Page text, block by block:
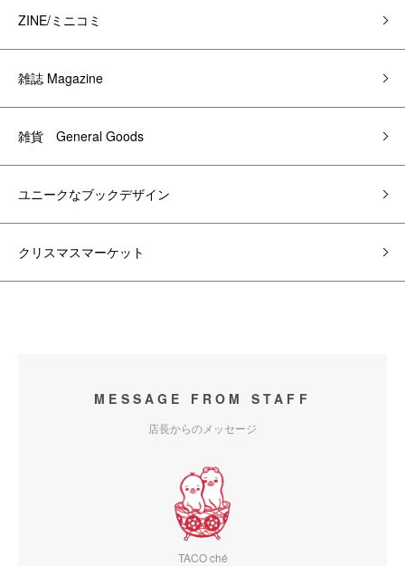
ZINE/ミニコミ
雑誌 Magazine
雑貨 General Goods
ユニークなブックデザイン
クリスマスマーケット
MESSAGE FROM STAFF
店長からのメッセージ
TACO ché